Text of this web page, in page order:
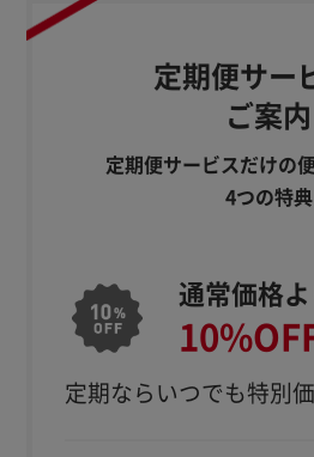
定期便サー
ご案内
定期便サービスだけの
4つの特典
通常価格よ
定期ならいつでも特別